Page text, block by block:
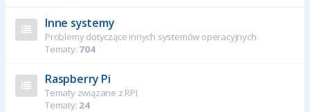
Inne systemy
Problemy dotyczące innych systemów operacyjnych
Tematy: 704
Raspberry Pi
Tematy związane z RPI
Tematy: 24